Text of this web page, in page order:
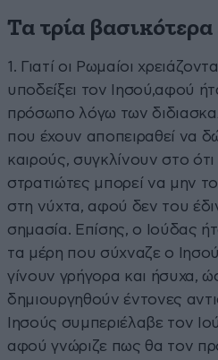
Τα τρία
1. Γιατί οι Ρωμαίοι
υποδείξει τον Ιησού,αφού
πρόσωπο λόγω των
που έχουν αποπειραθεί να
καιρούς, συγκλίνουν στο
στρατιώτες μπορεί να μην
στη νύχτα, αφού δεν του
σημασία. Επίσης, ο Ιούδας
τα μέρη που σύχναζε ο
γίνουν γρήγορα και ήσυχα,
δημιουργηθούν έντονες
Ιησούς συμπεριέλαβε τον
αφού γνώριζε πως θα τον